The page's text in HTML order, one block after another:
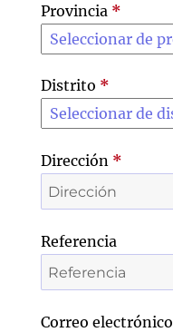
Provincia *
Distrito *
Dirección *
Referencia
Correo electrónico